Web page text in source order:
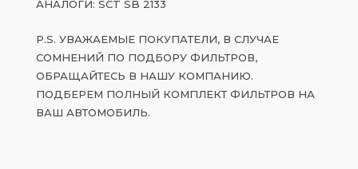
АНАЛОГИ: SCT SB 2133
P.S. УВАЖАЕМЫЕ ПОКУПАТЕЛИ, В СЛУЧАЕ
СОМНЕНИЙ ПО ПОДБОРУ ФИЛЬТРОВ,
ОБРАЩАЙТЕСЬ В НАШУ КОМПАНИЮ.
ПОДБЕРЕМ ПОЛНЫЙ КОМПЛЕКТ ФИЛЬТРОВ НА
ВАШ АВТОМОБИЛЬ.